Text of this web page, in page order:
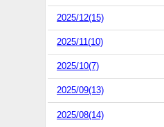
2025/12(15)
2025/11(10)
2025/10(7)
2025/09(13)
2025/08(14)